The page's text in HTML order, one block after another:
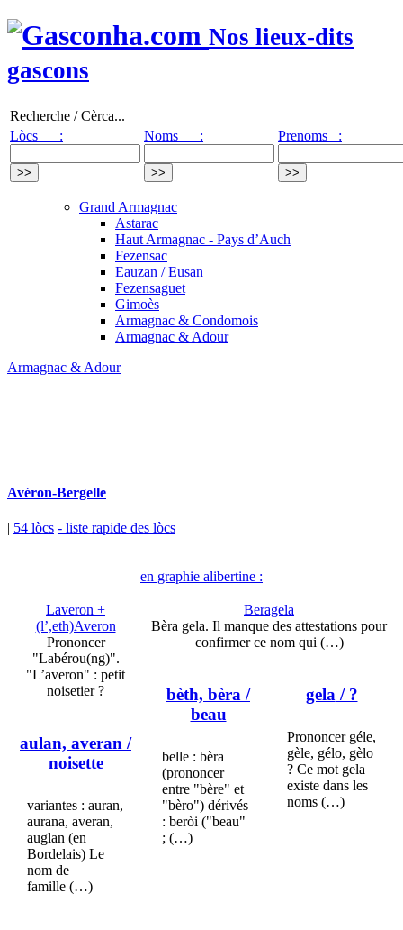
Nos lieux-dits
gascons
Recherche / Cèrca...
Lòcs :
Noms : Prenoms :
Grand Armagnac
Astarac
Haut Armagnac - Pays d’Auch
Fezensac
Eauzan / Eusan
Fezensaguet
Gimoès
Armagnac & Condomois
Armagnac & Adour
Armagnac & Adour
Avéron-Bergelle
| 54 lòcs - liste rapide des lòcs
en graphie alibertine :
Laveron +
(l’,eth)Averon
Prononcer
"Labérou(ng)".
"L’averon" : petit
noisetier ?
aulan, averan /
noisette
variantes : auran,
aurana, averan,
auglan (en
Bordelais) Le
nom de
famille (…)
Beragela
Bèra gela. Il manque des attestations pour
confirmer ce nom qui (…)
bèth, bèra /
beau
belle : bèra
(prononcer
entre "bère" et
"bèro") dérivés
: beròi ("beau"
; (…)
gela / ?
Prononcer géle,
gèle, gélo, gèlo
? Ce mot gela
existe dans les
noms (…)